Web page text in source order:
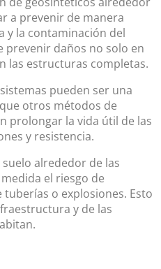
a prevenir de manera
y la contaminación del
prevenir daños no solo en
las estructuras completas.
pueden ser una
otros métodos de
prolongar la vida útil de las
y resistencia.
alrededor de las
el riesgo de
o explosiones. Esto
y de las